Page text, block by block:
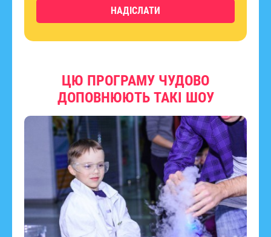
НАДІСЛАТИ
ЦЮ ПРОГРАМУ ЧУДОВО
ДОПОВНЮЮТЬ ТАКІ ШОУ